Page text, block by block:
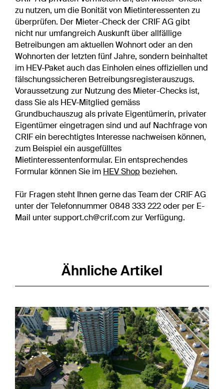
zu nutzen, um die Bonität von Mietinteressenten zu
überprüfen. Der Mieter-Check der CRIF AG gibt
nicht nur umfangreich Auskunft über allfällige
Betreibungen am aktuellen Wohnort oder an den
Wohnorten der letzten fünf Jahre, sondern beinhaltet
im HEV-Paket auch das Einholen eines offiziellen und
fälschungssicheren Betreibungsregisterauszugs.
Voraussetzung zur Nutzung des Mieter-Checks ist,
dass Sie als HEV-Mitglied gemäss
Grundbuchauszug als private Eigentümerin, privater
Eigentümer eingetragen sind und auf Nachfrage von
CRIF ein berechtigtes Interesse nachweisen können,
zum Beispiel ein ausgefülltes
Mietinteressentenformular. Ein entsprechendes
Formular können Sie im HEV Shop beziehen.
Für Fragen steht Ihnen gerne das Team der CRIF AG
unter der Telefonnummer 0848 333 222 oder per E-
Mail unter support.ch@crif.com zur Verfügung.
Ähnliche Artikel